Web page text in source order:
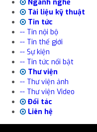
Ngành nghề
Tài liệu kỹ thuật
Tin tức
-- Tin nội bộ
-- Tin thế giới
-- Sự kiện
-- Tin tức nổi bật
Thư viện
-- Thư viện ảnh
-- Thư viện Video
Đối tác
Liên hệ